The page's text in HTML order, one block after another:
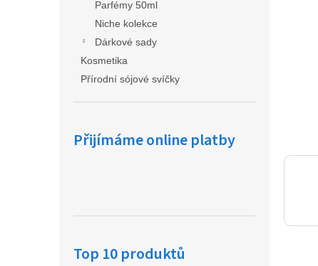
Parfémy 50ml
Niche kolekce
Dárkové sady
Kosmetika
Přírodní sójové svíčky
Přijímáme online platby
Top 10 produktů